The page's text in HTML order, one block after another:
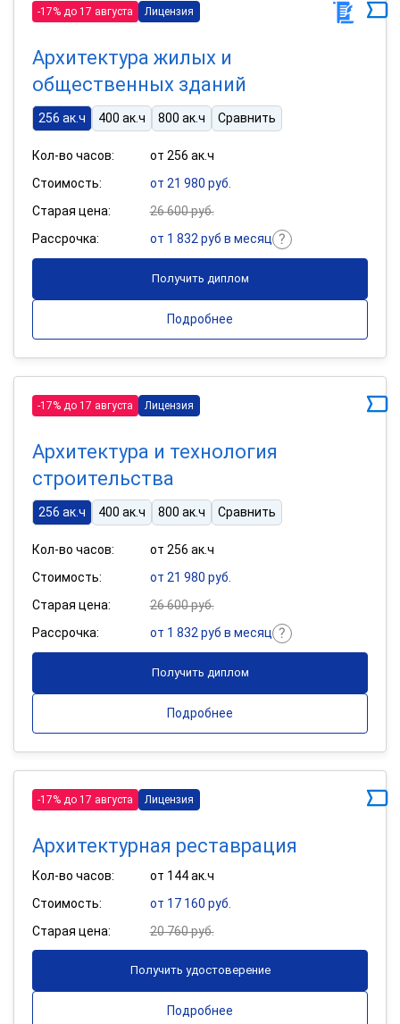
-17% до 17 августа Лицензия
Архитектура жилых и
общественных зданий
256 ак.ч 400 ак.ч 800 ак.ч Сравнить
Кол-во часов:
от 256 ак.ч
Стоимость:
от 21 980 руб.
Старая цена:
26 600 руб.
Рассрочка:
от 1 832 руб в месяц
Получить диплом
Подробнее
-17% до 17 августа Лицензия
Архитектура и технология
строительства
256 ак.ч 400 ак.ч 800 ак.ч Сравнить
Кол-во часов:
от 256 ак.ч
Стоимость:
от 21 980 руб.
Старая цена:
26 600 руб.
Рассрочка:
от 1 832 руб в месяц
Получить диплом
Подробнее
-17% до 17 августа Лицензия
Архитектурная реставрация
Кол-во часов:
от 144 ак.ч
Стоимость:
от 17 160 руб.
Старая цена:
20 760 руб.
Получить удостоверение
Подробнее